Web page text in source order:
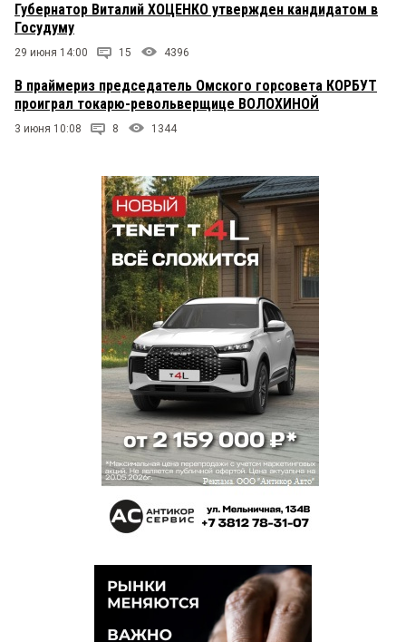
Губернатор Виталий ХОЦЕНКО утвержден кандидатом в
Госудуму
29 июня 14:00 15 4396
В праймериз председатель Омского горсовета КОРБУТ
проиграл токарю-револьверщице ВОЛОХИНОЙ
3 июня 10:08 8 1344